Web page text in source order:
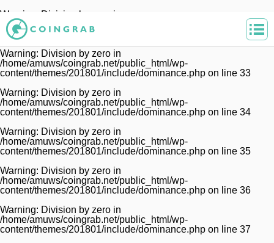
Warning
: Division by zero in
/home/amuws/coingrab.net/public_html/wp-
content/themes/201801/include/dominance.php
32
Warning: Division by zero in
/home/amuws/coingrab.net/public_html/wp-
content/themes/201801/include/dominance.php on line 33
Warning: Division by zero in
/home/amuws/coingrab.net/public_html/wp-
content/themes/201801/include/dominance.php on line 34
Warning: Division by zero in
/home/amuws/coingrab.net/public_html/wp-
content/themes/201801/include/dominance.php on line 35
Warning: Division by zero in
/home/amuws/coingrab.net/public_html/wp-
content/themes/201801/include/dominance.php on line 36
Warning: Division by zero in
/home/amuws/coingrab.net/public_html/wp-
content/themes/201801/include/dominance.php on line 37